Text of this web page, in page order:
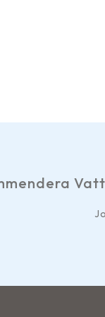
Vattenliv,
John-Evert